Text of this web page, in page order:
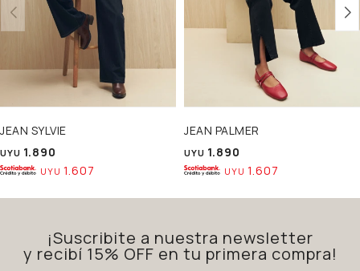
JEAN SYLVIE
UYU 1.890
UYU 1.607
JEAN PALMER
UYU 1.890
UYU 1.607
¡Suscribite a nuestra newsletter
y recibí 15% OFF en tu primera compra!